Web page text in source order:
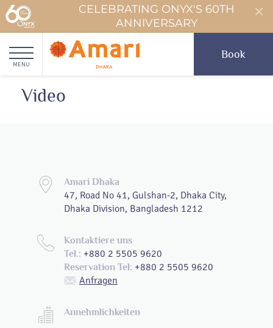
CELEBRATING ONYX'S 60TH
ANNIVERSARY
MENU
Book
Video
Amari Dhaka
47, Road No 41, Gulshan-2, Dhaka City,
Dhaka Division, Bangladesh 1212
Kontaktiere uns
Tel.: +880 2 5505 9620
Reservation Tel: +880 2 5505 9620
Anfragen
Annehmlichkeiten